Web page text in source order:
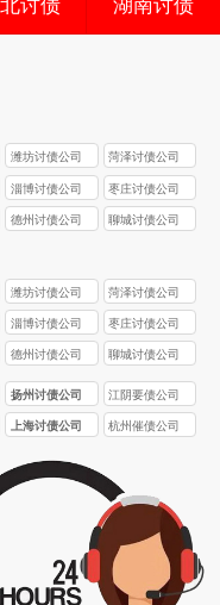
讨债 湖南讨债
潍坊讨债公司 菏泽讨债公司
淄博讨债公司 枣庄讨债公司
德州讨债公司 聊城讨债公司
潍坊讨债公司 菏泽讨债公司
淄博讨债公司 枣庄讨债公司
德州讨债公司 聊城讨债公司
扬州讨债公司 江阴要债公司
上海讨债公司 杭州催债公司